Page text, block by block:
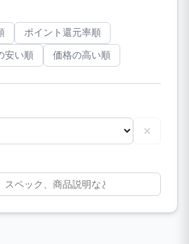
ポイント還元率順
安い順 価格の高い順
✕